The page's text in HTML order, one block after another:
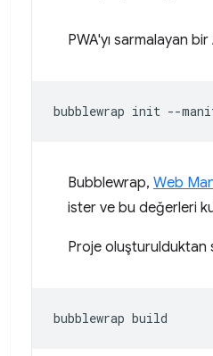
PWA'yı sarmalayan
bubblewrap init --
Bubblewrap, Web
ister ve bu değerleri
Proje oluşturulduktan
bubblewrap